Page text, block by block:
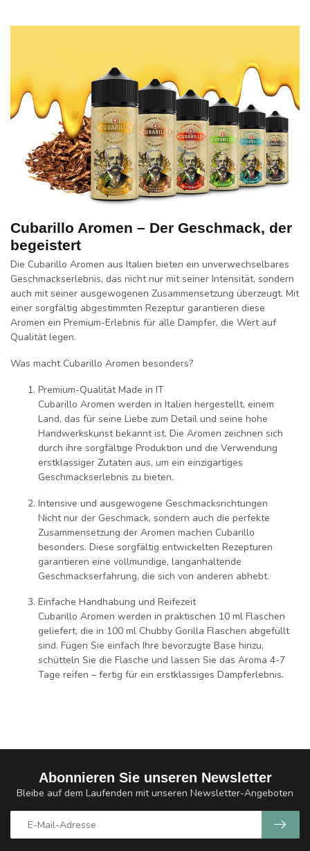
Cubarillo Aromen – Der Geschmack, der
begeistert
Die Cubarillo Aromen aus Italien bieten ein unverwechselbares
Geschmackserlebnis, das nicht nur mit seiner Intensität, sondern
auch mit seiner ausgewogenen Zusammensetzung überzeugt. Mit
einer sorgfältig abgestimmten Rezeptur garantieren diese
Aromen ein Premium-Erlebnis für alle Dampfer, die Wert auf
Qualität legen.
Was macht Cubarillo Aromen besonders?
Premium-Qualität Made in IT
Cubarillo Aromen werden in Italien hergestellt, einem
Land, das für seine Liebe zum Detail und seine hohe
Handwerkskunst bekannt ist. Die Aromen zeichnen sich
durch ihre sorgfältige Produktion und die Verwendung
erstklassiger Zutaten aus, um ein einzigartiges
Geschmackserlebnis zu bieten.
Intensive und ausgewogene Geschmacksrichtungen
Nicht nur der Geschmack, sondern auch die perfekte
Zusammensetzung der Aromen machen Cubarillo
besonders. Diese sorgfältig entwickelten Rezepturen
garantieren eine vollmundige, langanhaltende
Geschmackserfahrung, die sich von anderen abhebt.
Einfache Handhabung und Reifezeit
Cubarillo Aromen werden in praktischen 10 ml Flaschen
geliefert, die in 100 ml Chubby Gorilla Flaschen abgefüllt
sind. Fügen Sie einfach Ihre bevorzugte Base hinzu,
schütteln Sie die Flasche und lassen Sie das Aroma 4-7
Tage reifen – fertig für ein erstklassiges Dampferlebnis.
Abonnieren Sie unseren Newsletter
Bleibe auf dem Laufenden mit unseren Newsletter-Angeboten